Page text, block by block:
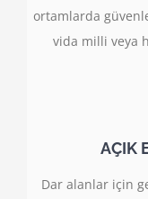
ortamlarda
vida milli veya
AÇIK
Dar alanlar için